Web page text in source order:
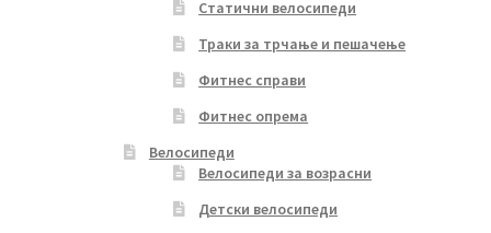
Статични велосипеди
Траки за трчање и пешачење
Фитнес справи
Фитнес опрема
Велосипеди
Велосипеди за возрасни
Детски велосипеди